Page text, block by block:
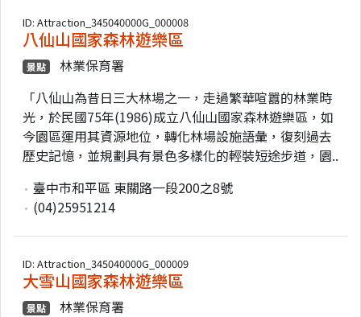
ID: Attraction_345040000G_000008
八仙山國家森林遊樂區
景點
林業保育署
「八仙山為昔日三大林場之一，走過繁華喧囂的林業時
光，於民國75年(1986)成立八仙山國家森林遊樂區，如
今園區運用其資源地位，轉化林場設施語彙，復刻過去
歷史記憶，並規劃具有景色多樣化的輕裝短途步道，園..
臺中市和平區 東關路一段200之8號
(04)25951214
ID: Attraction_345040000G_000009
大雪山國家森林遊樂區
景點
林業保育署